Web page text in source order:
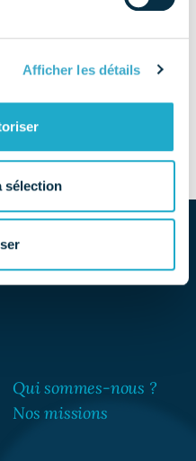
Afficher les détails
sélection
Qui sommes-nous ?
Nos missions